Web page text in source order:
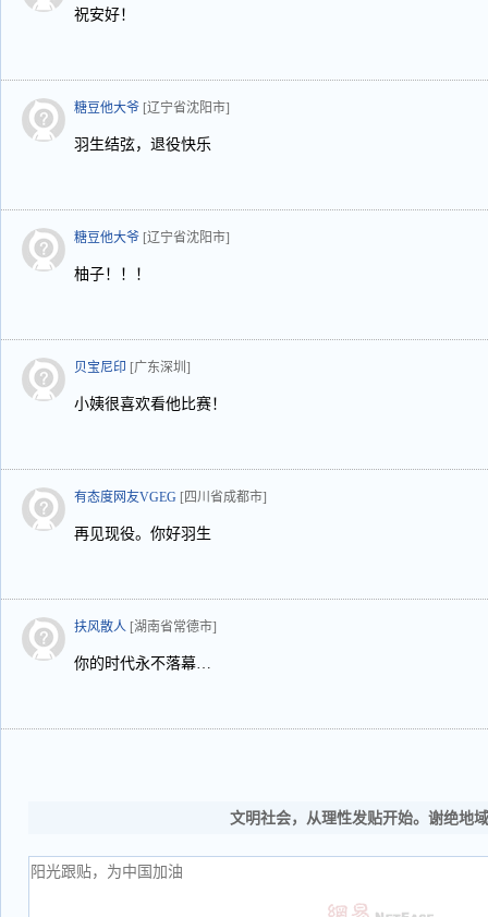
祝安好！
糖豆他大爷 [辽宁省沈阳市]
羽生结弦，退役快乐
糖豆他大爷 [辽宁省沈阳市]
柚子！！！
贝宝尼印 [广东深圳]
小姨很喜欢看他比赛！
有态度网友VGEG [四川省成都市]
再见现役。你好羽生
扶风散人 [湖南省常德市]
你的时代永不落幕…
文明社会，从理性发贴开始。谢绝地